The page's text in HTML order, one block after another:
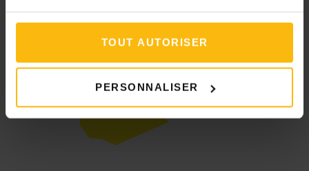
TOUT AUTORISER
PERSONNALISER